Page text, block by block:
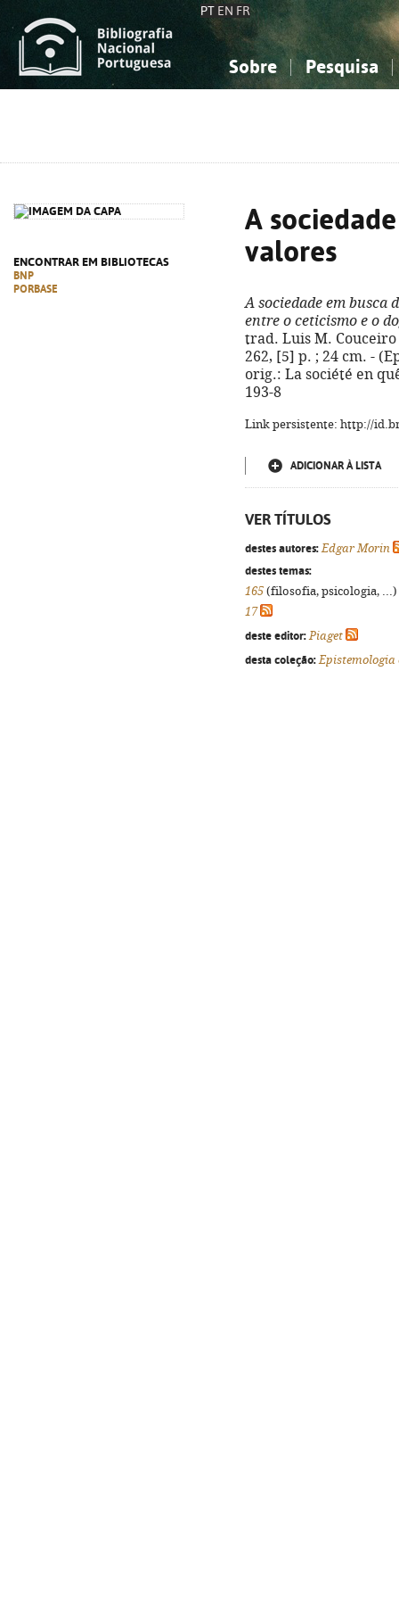
PT EN FR
Sobre Pesquisa
ENCONTRAR EM BIBLIOTECAS
BNP
PORBASE
A
valores
A sociedade em busca
entre o ceticismo e o
trad. Luis M. Couceiro
262, [5] p. ; 24 cm. -
orig.: La société en
193-8
Link persistente: http://
ADICIONAR À LISTA
VER TÍTULOS
destes autores: Edgar Morin
destes temas:
165 (filosofia, psicologia, ...)
17
deste editor: Piaget
desta coleção: Epistemologia